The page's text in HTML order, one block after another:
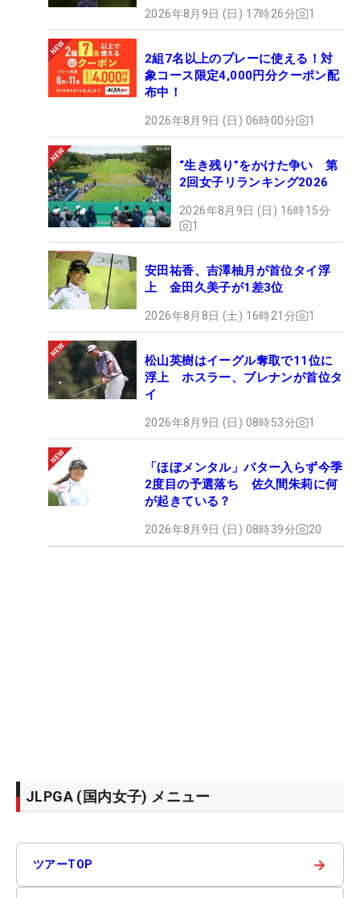
2026年8月9日 (日) 17時26分 1
2組7名以上のプレーに使える！対
象コース限定4,000円分クーポン配
布中！
2026年8月9日 (日) 06時00分 1
“生き残り”をかけた争い 第
2回女子リランキング2026
2026年8月9日 (日) 16時15分
1
安田祐香、吉澤柚月が首位タイ浮
上 金田久美子が1差3位
2026年8月8日 (土) 16時21分 1
松山英樹はイーグル奪取で11位に
浮上 ホスラー、ブレナンが首位タ
イ
2026年8月9日 (日) 08時53分 1
「ほぼメンタル」パター入らず今季
2度目の予選落ち 佐久間朱莉に何
が起きている？
2026年8月9日 (日) 08時39分 20
JLPGA (国内女子) メニュー
ツアーTOP →